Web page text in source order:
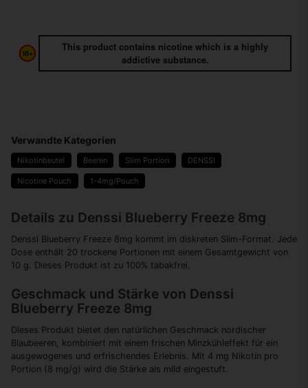
This product contains nicotine which is a highly
addictive substance.
Verwandte Kategorien
Nikotinbeutel Beeren Slim Portion DENSSI
Nicotine Pouch 1-4mg/Pouch
Details zu Denssi Blueberry Freeze 8mg
Denssi Blueberry Freeze 8mg kommt im diskreten Slim-Format. Jede
Dose enthält 20 trockene Portionen mit einem Gesamtgewicht von
10 g. Dieses Produkt ist zu 100% tabakfrei.
Geschmack und Stärke von Denssi
Blueberry Freeze 8mg
Dieses Produkt bietet den natürlichen Geschmack nordischer
Blaubeeren, kombiniert mit einem frischen Minzkühleffekt für ein
ausgewogenes und erfrischendes Erlebnis. Mit 4 mg Nikotin pro
Portion (8 mg/g) wird die Stärke als mild eingestuft.